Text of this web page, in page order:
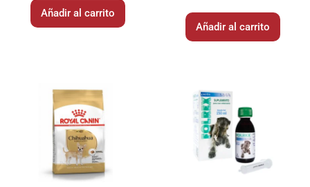
Añadir al carrito
Añadir al carrito